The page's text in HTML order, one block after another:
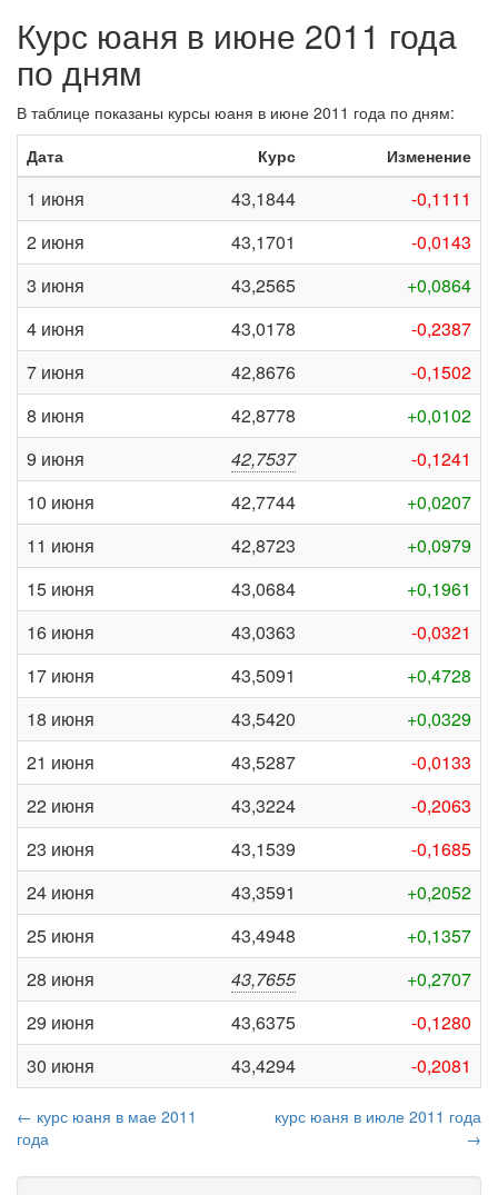
Курс юаня в июне 2011 года
по дням
В таблице показаны курсы юаня в июне 2011 года по дням:
Дата
Курс Изменение
1 июня 43,1844
-0,1111
2 июня
43,1701
-0,0143
3 июня
43,2565
+0,0864
4 июня
43,0178
-0,2387
7 июня
42,8676
-0,1502
8 июня
42,8778
+0,0102
9 июня
42,7537
-0,1241
10 июня
42,7744
+0,0207
11 июня
42,8723
+0,0979
15 июня
43,0684
+0,1961
16 июня
43,0363
-0,0321
17 июня
43,5091
+0,4728
18 июня
43,5420
+0,0329
21 июня
43,5287
-0,0133
22 июня
43,3224
-0,2063
23 июня
43,1539
-0,1685
24 июня
43,3591
+0,2052
25 июня
43,4948
+0,1357
28 июня
43,7655
+0,2707
29 июня
43,6375
-0,1280
30 июня
43,4294 -0,2081
← курс юаня в мае 2011
года
курс юаня в июле 2011 года
→